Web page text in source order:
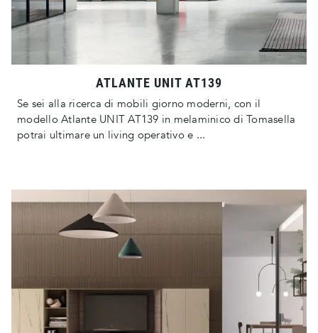
ATLANTE UNIT AT139
Se sei alla ricerca di mobili giorno moderni, con il
modello Atlante UNIT AT139 in melaminico di Tomasella
potrai ultimare un living operativo e ...